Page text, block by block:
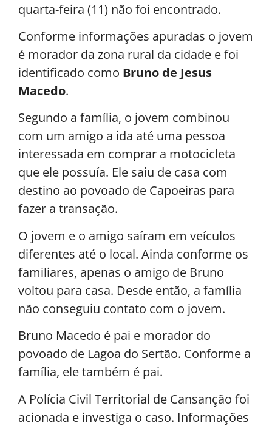
quarta-feira (11) não foi encontrado.
Conforme informações apuradas o jovem
é morador da zona rural da cidade e foi
identificado como Bruno de Jesus
Macedo.
Segundo a família, o jovem combinou
com um amigo a ida até uma pessoa
interessada em comprar a motocicleta
que ele possuía. Ele saiu de casa com
destino ao povoado de Capoeiras para
fazer a transação.
O jovem e o amigo saíram em veículos
diferentes até o local. Ainda conforme os
familiares, apenas o amigo de Bruno
voltou para casa. Desde então, a família
não conseguiu contato com o jovem.
Bruno Macedo é pai e morador do
povoado de Lagoa do Sertão. Conforme a
família, ele também é pai.
A Polícia Civil Territorial de Cansanção foi
acionada e investiga o caso. Informações